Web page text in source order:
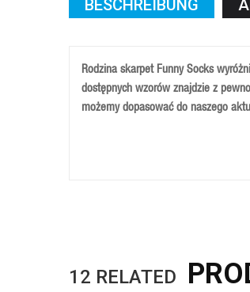
BESCHREIBUNG
Rodzina skarpet Funny Socks
dostępnych wzorów znajdzie z
możemy dopasować do naszego
Skarprta sklada się z większości z
produkcji naturalnych materiałów
12 RELATED